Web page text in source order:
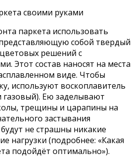
паркета использовать
собой твердый
решений с
Этот состав наносят на места
виде. Чтобы
используют воскоплавитель
газовый). Ею заделывают
трещины и царапины на
застывания
не страшны никакие
нагрузки (подробнее: «Какая
подойдёт оптимально»).